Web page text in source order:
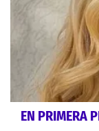
EN PRIMERA